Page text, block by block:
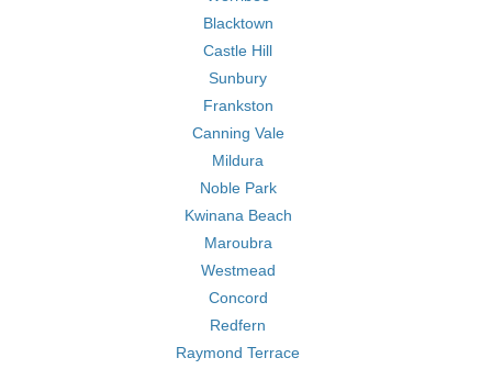
Blacktown
Castle Hill
Sunbury
Frankston
Canning Vale
Mildura
Noble Park
Kwinana Beach
Maroubra
Westmead
Concord
Redfern
Raymond Terrace